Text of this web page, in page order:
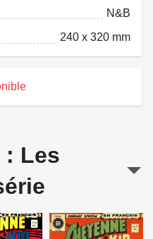
N&B
240 x 320 mm
: Les